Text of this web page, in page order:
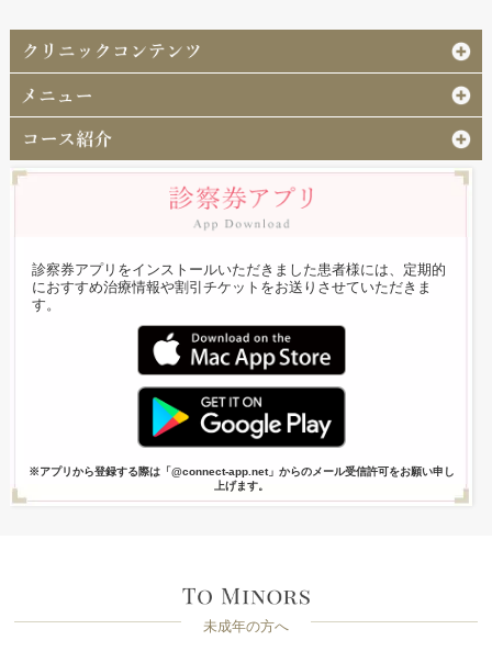
診察券アプリをインストールいただきました患者様には、定期的
におすすめ治療情報や割引チケットをお送りさせていただきま
す。
※アプリから登録する際は「@connect-app.net」からのメール受信許可をお願い申し
上げます。
未成年の方へ